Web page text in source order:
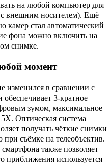
на любой компьютер для
внешним носителем). Ещё
камер стал автоматический
фона можно включить на
снимке.
момент
изменился в сравнении с
3-кратное
зумом, максимальное
Оптическая система
получать чёткие снимки
при съёмке на телеобъектив.
также позволяет
приближения используется